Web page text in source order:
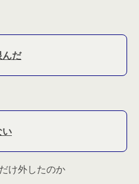
だ
い
け外したのか